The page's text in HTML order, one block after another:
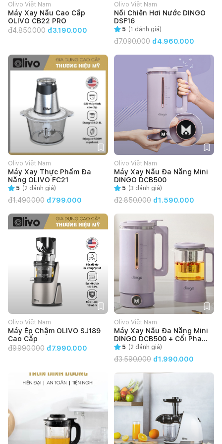
Olivo Việt Nam
Máy Xay Nấu Cao Cấp
OLIVO CB22 PRO
đ4.850.000 đ3.190.000
Olivo Việt Nam
Nồi Chiên Hơi Nước DINGO
DSF16
5 (1 đánh giá)
đ7.090.000 đ4.960.000
Olivo Việt Nam
Máy Xay Thực Phẩm Đa
Năng OLIVO FC21
5 (2 đánh giá)
đ1.490.000 đ799.000
Olivo Việt Nam
Máy Xay Nấu Đa Năng Mini
DINGO DCB500
5 (3 đánh giá)
đ2.850.000 đ1.590.000
Olivo Việt Nam
Máy Ép Chậm OLIVO SJ189
Cao Cấp
đ9.990.000 đ7.990.000
Olivo Việt Nam
Máy Xay Nấu Đa Năng Mini
DINGO DCB500 + Cối Pha
Trà
5 (2 đánh giá)
đ3.590.000 đ1.990.000